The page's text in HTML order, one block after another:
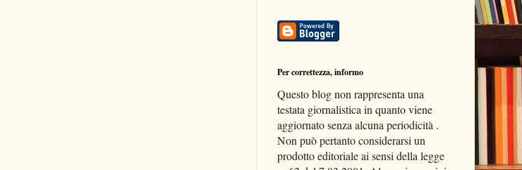
Per correttezza, informo
Questo blog non rappresenta una
testata giornalistica in quanto viene
aggiornato senza alcuna periodicità .
Non può pertanto considerarsi un
prodotto editoriale ai sensi della legge